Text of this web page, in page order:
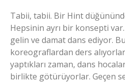
Tabii, tabii. Bir Hint
Hepsinin ayrı bir konsepti var.
gelin ve damat dans ediyor.
koreograflardan ders
yaptıkları zaman, dans
birlikte götürüyorlar. Geçen